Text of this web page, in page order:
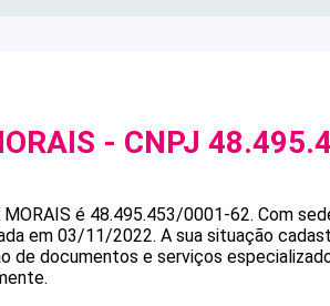
- CNPJ
MORAIS é 48.495.453/0001-62. Com
em 03/11/2022. A sua situação
de documentos e serviços